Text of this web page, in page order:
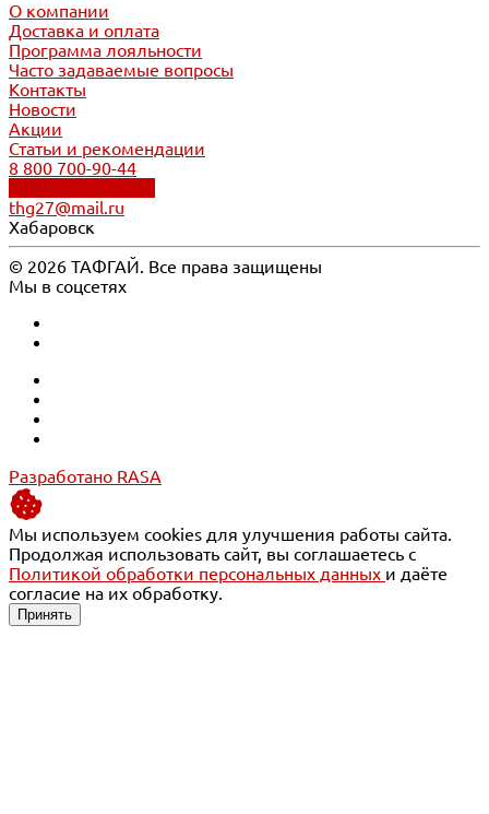
О компании
Доставка и оплата
Программа лояльности
Часто задаваемые вопросы
Контакты
Новости
Акции
Статьи и рекомендации
8 800 700-90-44
thg27@mail.ru
Хабаровск
© 2026 ТАФГАЙ. Все права защищены
Мы в соцсетях
Разработано RASA
Мы используем cookies для улучшения работы сайта.
Продолжая использовать сайт, вы соглашаетесь с
Политикой обработки персональных данных и даёте
согласие на их обработку.
Принять